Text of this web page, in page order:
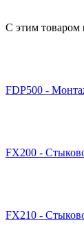
С этим товаром
FDP500 -
FX200 -
FX210 -